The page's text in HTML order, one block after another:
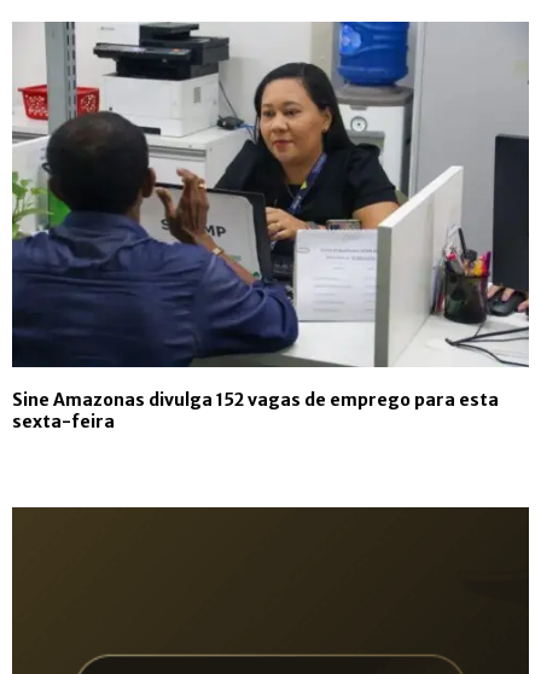
Sine Amazonas divulga 152 vagas de emprego para esta
sexta-feira